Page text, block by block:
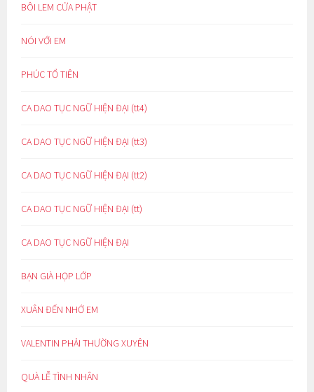
BÔI LEM CỬA PHẬT
NÓI VỚI EM
PHÚC TỔ TIÊN
CA DAO TỤC NGỮ HIỆN ĐẠI (tt4)
CA DAO TỤC NGỮ HIỆN ĐẠI (tt3)
CA DAO TỤC NGỮ HIỆN ĐẠI (tt2)
CA DAO TỤC NGỮ HIỆN ĐẠI (tt)
CA DAO TỤC NGỮ HIỆN ĐẠI
BẠN GIÀ HỌP LỚP
XUÂN ĐẾN NHỚ EM
VALENTIN PHẢI THƯỜNG XUYÊN
QUÀ LỄ TÌNH NHÂN